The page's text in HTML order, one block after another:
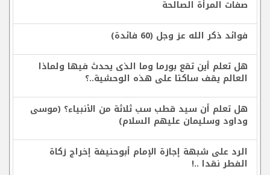
صفات المرأة الصالحة
فوائد ذكر الله عز وجل (60 فائدة)
هل تعلم أين تقع بورما وما الذى يحدث فيها ولماذا
العالم يقف ساكتا على هذه الوحشية..؟
هل تعلم أن سيد قطب سب ثلاثة من الأنبياء؟ (موسى
وداود وسليمان عليهم السلام)
الرد على شبهة إجازة الإمام أبوحنيفة إخراج زكاة
الفطر نقدا ..!